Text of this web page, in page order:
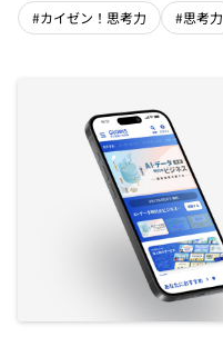
#カイゼン！思考力 #思考力